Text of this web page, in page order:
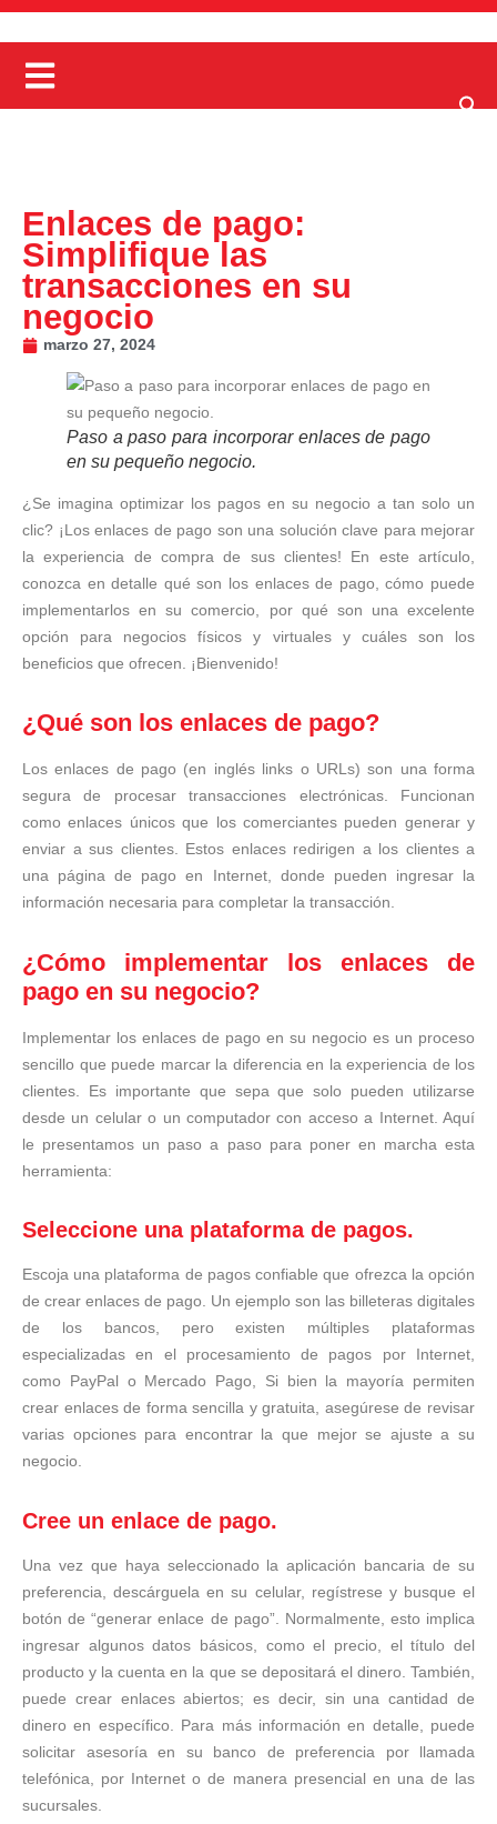
Enlaces de pago:
Simplifique las
transacciones en su
negocio
marzo 27, 2024
Paso a paso para incorporar enlaces de pago
en su pequeño negocio.
¿Se imagina optimizar los pagos en su negocio a tan solo un
clic? ¡Los enlaces de pago son una solución clave para mejorar
la experiencia de compra de sus clientes! En este artículo,
conozca en detalle qué son los enlaces de pago, cómo puede
implementarlos en su comercio, por qué son una excelente
opción para negocios físicos y virtuales y cuáles son los
beneficios que ofrecen. ¡Bienvenido!
¿Qué son los enlaces de pago?
Los enlaces de pago (en inglés links o URLs) son una forma
segura de procesar transacciones electrónicas. Funcionan
como enlaces únicos que los comerciantes pueden generar y
enviar a sus clientes. Estos enlaces redirigen a los clientes a
una página de pago en Internet, donde pueden ingresar la
información necesaria para completar la transacción.
¿Cómo implementar los enlaces de
pago en su negocio?
Implementar los enlaces de pago en su negocio es un proceso
sencillo que puede marcar la diferencia en la experiencia de los
clientes. Es importante que sepa que solo pueden utilizarse
desde un celular o un computador con acceso a Internet. Aquí
le presentamos un paso a paso para poner en marcha esta
herramienta:
Seleccione una plataforma de pagos.
Escoja una plataforma de pagos confiable que ofrezca la opción
de crear enlaces de pago. Un ejemplo son las billeteras digitales
de los bancos, pero existen múltiples plataformas
especializadas en el procesamiento de pagos por Internet,
como PayPal o Mercado Pago, Si bien la mayoría permiten
crear enlaces de forma sencilla y gratuita, asegúrese de revisar
varias opciones para encontrar la que mejor se ajuste a su
negocio.
Cree un enlace de pago.
Una vez que haya seleccionado la aplicación bancaria de su
preferencia, descárguela en su celular, regístrese y busque el
botón de “generar enlace de pago”. Normalmente, esto implica
ingresar algunos datos básicos, como el precio, el título del
producto y la cuenta en la que se depositará el dinero. También,
puede crear enlaces abiertos; es decir, sin una cantidad de
dinero en específico. Para más información en detalle, puede
solicitar asesoría en su banco de preferencia por llamada
telefónica, por Internet o de manera presencial en una de las
sucursales.